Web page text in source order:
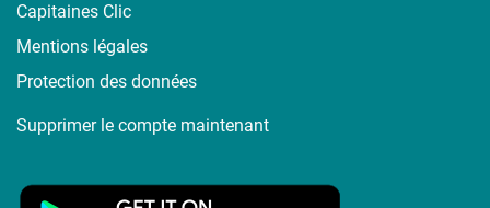
Capitaines Clic
Mentions légales
Protection des données
Supprimer le compte maintenant